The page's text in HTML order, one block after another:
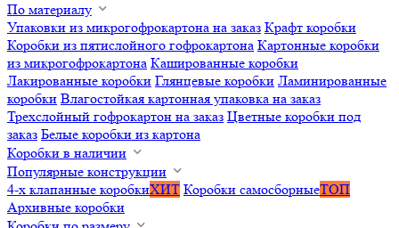
По материалу
Упаковки из микрогофрокартона на заказ Крафт коробки
Коробки из пятислойного гофрокартона Картонные коробки
из микрогофрокартона Кашированные коробки
Лакированные коробки Глянцевые коробки Ламинированные
коробки Влагостойкая картонная упаковка на заказ
Трехслойный гофрокартон на заказ Цветные коробки под
заказ Белые коробки из картона
Коробки в наличии
Популярные конструкции
4-х клапанные коробкиХИТ Коробки самосборныеТОП
Архивные коробки